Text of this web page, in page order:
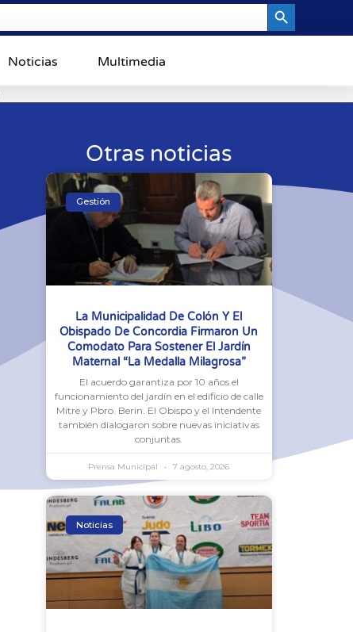
Noticias Multimedia
Otras noticias
Gestión
La Municipalidad De Colón Y El
Obispado De Concordia Firmaron Un
Comodato Para Sostener El Jardín
Maternal “La Medalla Milagrosa”
El acuerdo garantiza por 10 años el
funcionamiento del jardín en el edificio de calle
Mitre y Pbro. Berin. El Obispo y el Intendente
también dialogaron sobre nuevas iniciativas
conjuntas.
Prensa Municipal 7 agosto, 2026
Noticias